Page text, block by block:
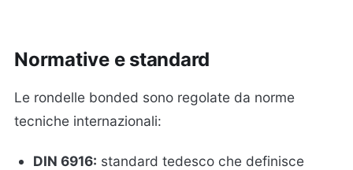
Normative e standard
Le rondelle bonded sono regolate da norme
tecniche internazionali:
DIN 6916: standard tedesco che definisce